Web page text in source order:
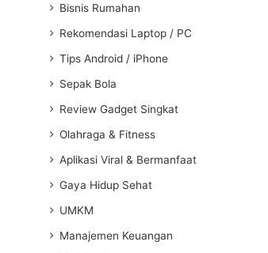
Bisnis Rumahan
Rekomendasi Laptop / PC
Tips Android / iPhone
Sepak Bola
Review Gadget Singkat
Olahraga & Fitness
Aplikasi Viral & Bermanfaat
Gaya Hidup Sehat
UMKM
Manajemen Keuangan